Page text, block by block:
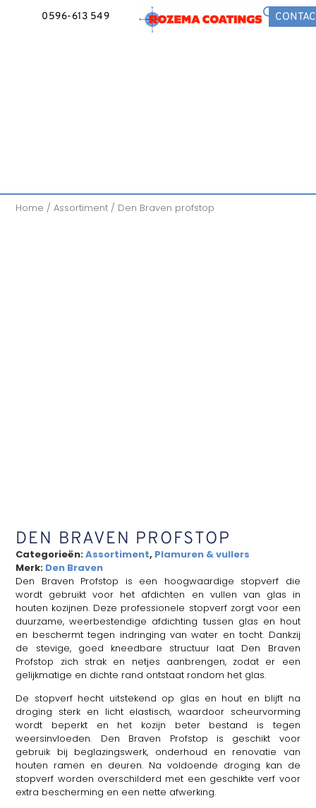
0596-613 549
Home /Assortiment / Den Braven profstop
DEN BRAVEN PROFSTOP
Categorieën:Assortiment, Plamuren & vullers
Merk: Den Braven
Den Braven Profstop is een hoogwaardige stopverf die
wordt gebruikt voor het afdichten en vullen van glas in
houten kozijnen. Deze professionele stopverf zorgt voor een
duurzame, weerbestendige afdichting tussen glas en hout
en beschermt tegen indringing van water en tocht. Dankzij
de stevige, goed kneedbare structuur laat Den Braven
Profstop zich strak en netjes aanbrengen, zodat er een
gelijkmatige en dichte rand ontstaat rondom het glas.
De stopverf hecht uitstekend op glas en hout en blijft na
droging sterk en licht elastisch, waardoor scheurvorming
wordt beperkt en het kozijn beter bestand is tegen
weersinvloeden. Den Braven Profstop is geschikt voor
gebruik bij beglazingswerk, onderhoud en renovatie van
houten ramen en deuren. Na voldoende droging kan de
stopverf worden overschilderd met een geschikte verf voor
extra bescherming en een nette afwerking.